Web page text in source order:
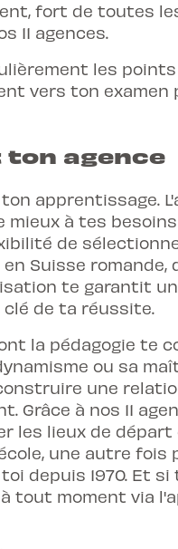
fort de toutes
11 agences.
les
vers ton examen
agence
apprentissage.
mieux à tes
de
Suisse romande,
te garantit
de ta réussite.
la pédagogie te
ou sa
une
Grâce à nos 11
les lieux de
une autre fois
depuis 1970. Et
tout moment via